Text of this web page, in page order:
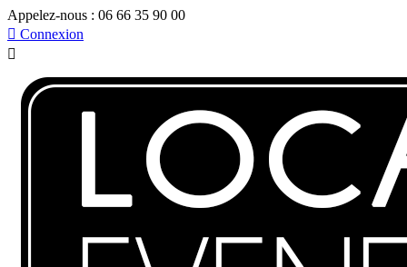
Appelez-nous : 06 66 35 90 00
 Connexion
